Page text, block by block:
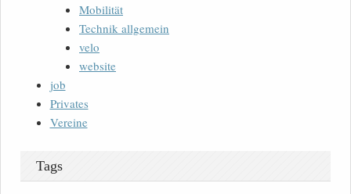
Mobilität
Technik allgemein
velo
website
job
Privates
Vereine
Tags